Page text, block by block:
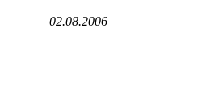
02.08.2006